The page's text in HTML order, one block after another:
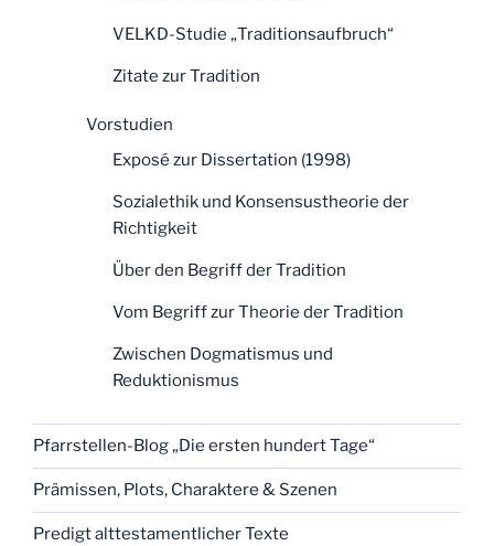
VELKD-Studie „Traditionsaufbruch“
Zitate zur Tradition
Vorstudien
Exposé zur Dissertation (1998)
Sozialethik und Konsensustheorie der
Richtigkeit
Über den Begriff der Tradition
Vom Begriff zur Theorie der Tradition
Zwischen Dogmatismus und
Reduktionismus
Pfarrstellen-Blog „Die ersten hundert Tage“
Prämissen, Plots, Charaktere & Szenen
Predigt alttestamentlicher Texte